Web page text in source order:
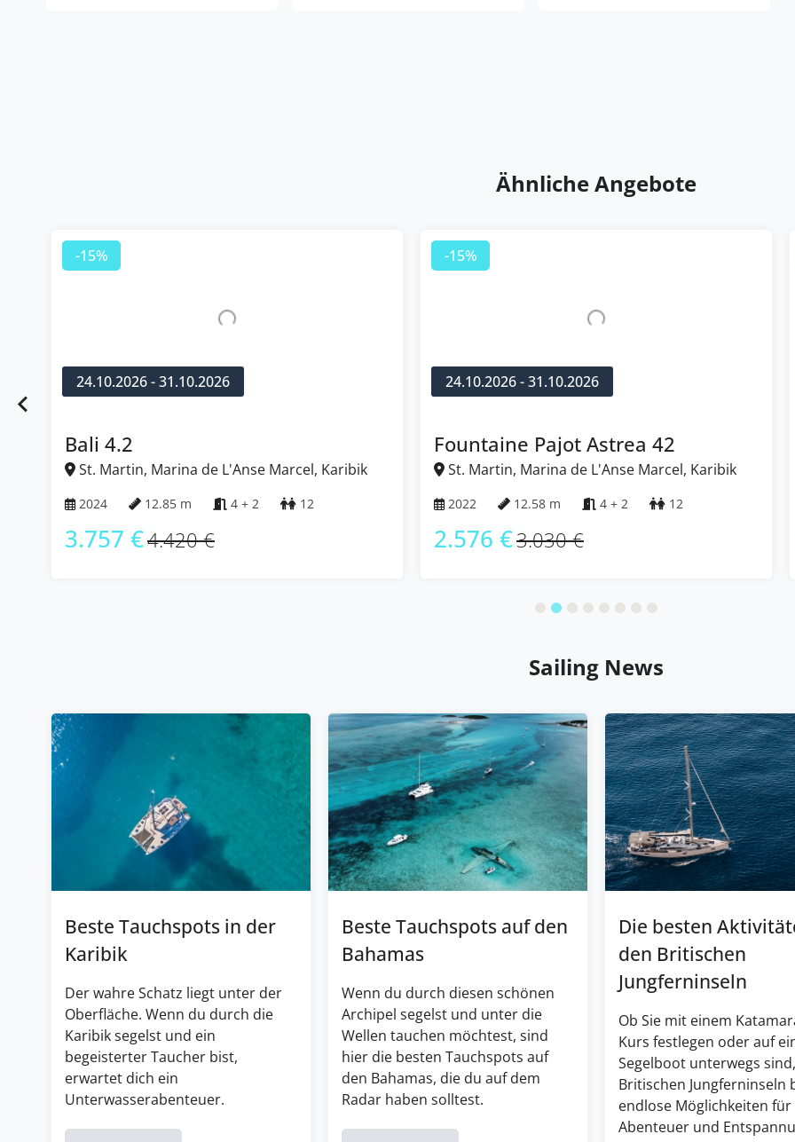
Ähnliche Angebote
-15%
24.10.2026 - 31.10.2026
Fountaine Pajot Astrea 42
St. Martin, Marina de L'Anse Marcel, Karibik
2022 12.58 m 4 + 2 12
2.576 €3.030 €
-15%
24.10.2026 - 31.10.2026
Fountaine Pajot Isla 40
St. Martin, Marina de L'Anse Marcel, Karibik
2022 11.93 m 4 10
2.049 €2.410 €
Sailing News
Beste Tauchspots in der
Karibik
Der wahre Schatz liegt unter der
Oberfläche. Wenn du durch die
Karibik segelst und ein
begeisterter Taucher bist,
erwartet dich ein
Unterwasserabenteuer.
Beste Tauchspots auf den
Bahamas
Wenn du durch diesen schönen
Archipel segelst und unter die
Wellen tauchen möchtest, sind
hier die besten Tauchspots auf
den Bahamas, die du auf dem
Radar haben solltest.
Die besten
den Britischen
Jungferninseln
Ob Sie mit einem
Kurs festlegen oder auf
Segelboot unterwegs
Britischen Jungferninseln
endlose Möglichkeiten für
Abenteuer und